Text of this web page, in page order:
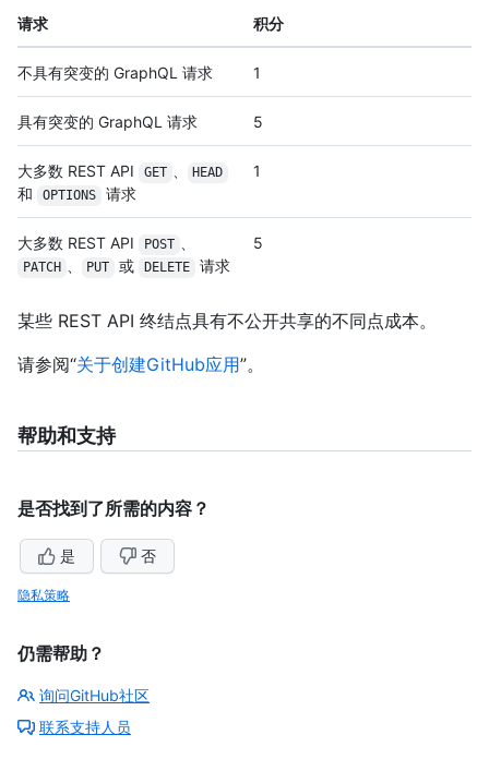
请求 积分
不具有突变的 GraphQL 请求 1
具有突变的 GraphQL 请求 5
大多数 REST API GET HEAD
和 OPTIONS 请求
1
大多数 REST API POST
PATCH PUT 或 DELETE 请求
5
某些 REST API 终结点具有不公开共享的不同点成本。
请参阅“关于创建GitHub应用”。
帮助和支持
是否找到了所需的内容？
是 否
隐私策略
仍需帮助？
询问GitHub社区
联系支持人员